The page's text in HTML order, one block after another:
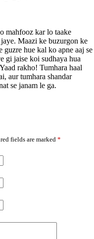
mahfooz kar lo taake
Maazi ke buzurgon ke
guzre hue kal ko apne aaj se
gi jaise koi sudhaya hua
rakho! Tumhara haal
aur tumhara shandar
se janam le ga.
fields are marked *